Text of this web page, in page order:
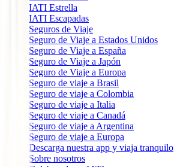
IATI Estrella
IATI Escapadas
Seguros de Viaje
Seguro de Viaje a Estados Unidos
Seguro de Viaje a España
Seguro de Viaje a Japón
Seguro de Viaje a Europa
Seguro de viaje a Brasil
Seguro de viaje a Colombia
Seguro de viaje a Italia
Seguro de viaje a Canadá
Seguro de viaje a Argentina
Seguro de viaje a Europa
Descarga nuestra app y viaja tranquilo
Sobre nosotros